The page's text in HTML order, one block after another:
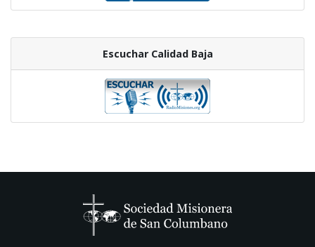
Escuchar Calidad Baja